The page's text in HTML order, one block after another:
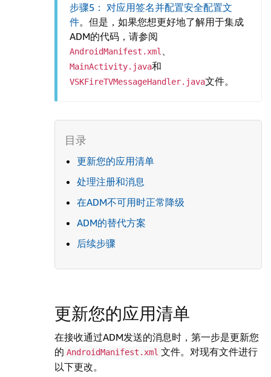
步骤5： 对应用签名并配置安全配置文
件。但是，如果您想更好地了解用于集成
ADM的代码，请参阅
AndroidManifest.xml、
MainActivity.java和
VSKFireTVMessageHandler.java文件。
更新您的应用清单
处理注册和消息
在ADM不可用时正常降级
ADM的替代方案
后续步骤
更新您的应用清单
在接收通过ADM发送的消息时，第一步是更新您
的 AndroidManifest.xml 文件。对现有文件进行
以下更改。